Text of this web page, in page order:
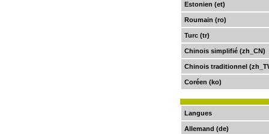
Estonien (et)
Roumain (ro)
Turc (tr)
Chinois simplifié (zh_CN)
Chinois traditionnel
Coréen (ko)
Langues
Allemand (de)